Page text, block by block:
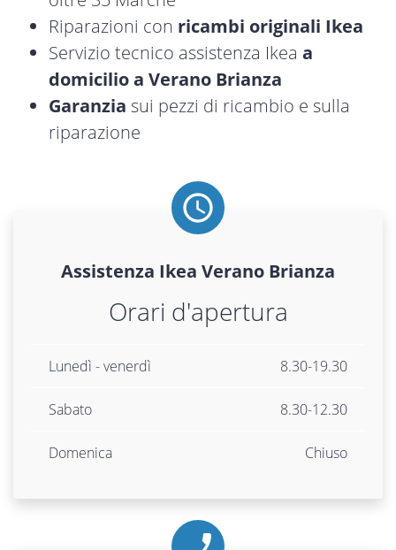
Riparazioni con ricambi originali Ikea
Servizio tecnico assistenza Ikea a
domicilio a Verano Brianza
Garanzia sui pezzi di ricambio e sulla
riparazione
Assistenza Ikea Verano Brianza
Orari d'apertura
Lunedì - venerdì 8.30-19.30
Sabato 8.30-12.30
Domenica Chiuso